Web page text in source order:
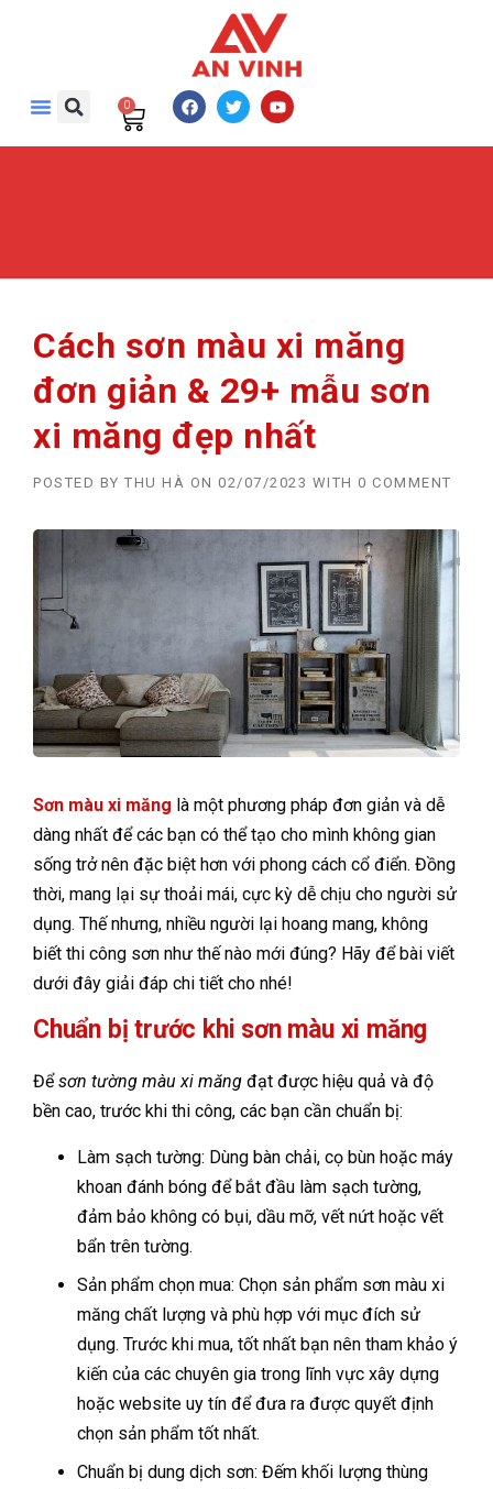
0
Cách sơn màu xi măng
đơn giản & 29+ mẫu sơn
xi măng đẹp nhất
POSTED BY THU HÀ ON 02/07/2023 WITH 0 COMMENT
Sơn màu xi măng là một phương pháp đơn giản và dễ
dàng nhất để các bạn có thể tạo cho mình không gian
sống trở nên đặc biệt hơn với phong cách cổ điển. Đồng
thời, mang lại sự thoải mái, cực kỳ dễ chịu cho người sử
dụng. Thế nhưng, nhiều người lại hoang mang, không
biết thi công sơn như thế nào mới đúng? Hãy để bài viết
dưới đây giải đáp chi tiết cho nhé!
Chuẩn bị trước khi sơn màu xi măng
Đểsơn tường màu xi măng đạt được hiệu quả và độ
bền cao, trước khi thi công, các bạn cần chuẩn bị:
Làm sạch tường: Dùng bàn chải, cọ bùn hoặc máy
khoan đánh bóng để bắt đầu làm sạch tường,
đảm bảo không có bụi, dầu mỡ, vết nứt hoặc vết
bẩn trên tường.
Sản phẩm chọn mua: Chọn sản phẩm sơn màu xi
măng chất lượng và phù hợp với mục đích sử
dụng. Trước khi mua, tốt nhất bạn nên tham khảo ý
kiến của các chuyên gia trong lĩnh vực xây dựng
hoặc website uy tín để đưa ra được quyết định
chọn sản phẩm tốt nhất.
Chuẩn bị dung dịch sơn: Đếm khối lượng thùng